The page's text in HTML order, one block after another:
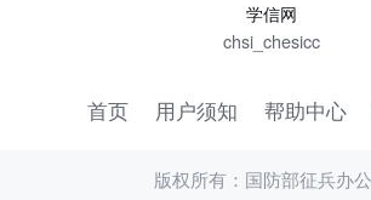
学信网
chsi_chesicc
首页 用户须知 帮助中心
版权所有：国防部征兵办